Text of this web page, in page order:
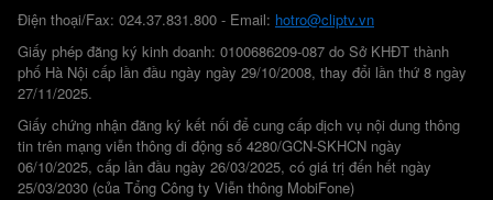
Điện thoại/Fax: 024.37.831.800 - Email: hotro@cliptv.vn
Giấy phép đăng ký kinh doanh: 0100686209-087 do Sở KHĐT thành
phố Hà Nội cấp lần đầu ngày ngày 29/10/2008, thay đổi lần thứ 8 ngày
27/11/2025.
Giấy chứng nhận đăng ký kết nối để cung cấp dịch vụ nội dung thông
tin trên mạng viễn thông di động số 4280/GCN-SKHCN ngày
06/10/2025, cấp lần đầu ngày 26/03/2025, có giá trị đến hết ngày
25/03/2030 (của Tổng Công ty Viễn thông MobiFone)